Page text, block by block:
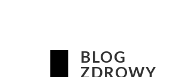
BLOG
ZDROWY